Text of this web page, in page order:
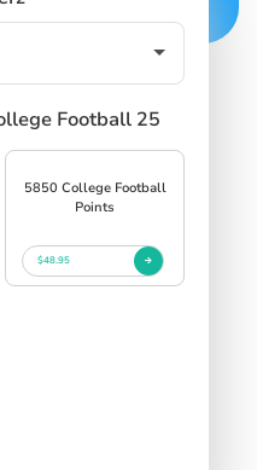
Football 25
5850 College Football
Points
$48.95